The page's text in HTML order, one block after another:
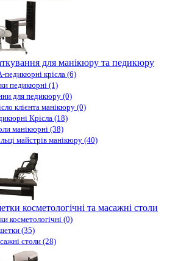
для манікюру та педикюру
педикюрні крісла (6)
педикюрні (1)
для педикюру (0)
клієнта манікюру (0)
Крісла (18)
манікюрні (38)
майстрів манікюру (40)
косметологічні та масажні столи
косметологічні (0)
(35)
столи (28)